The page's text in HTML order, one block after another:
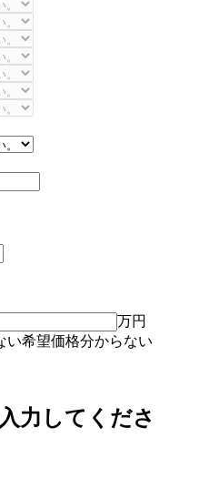
万円
い希望価格分からない
力してくださ